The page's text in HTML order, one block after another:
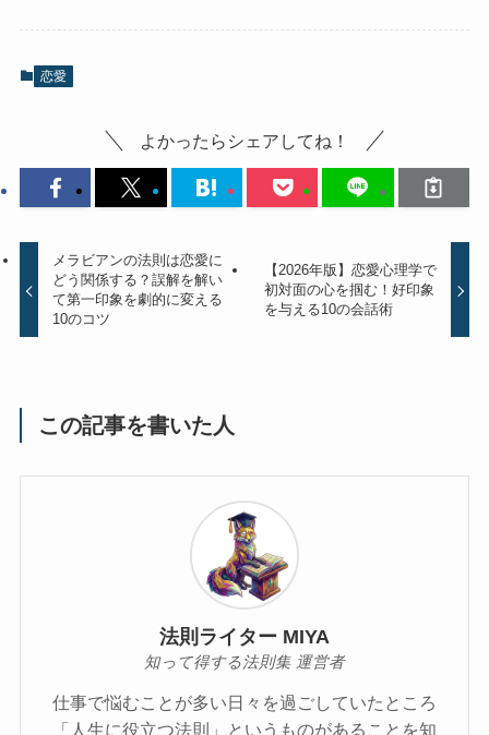
恋愛
よかったらシェアしてね！
メラビアンの法則は恋愛に
どう関係する？誤解を解い
て第一印象を劇的に変える
10のコツ
【2026年版】恋愛心理学で
初対面の心を掴む！好印象
を与える10の会話術
この記事を書いた人
法則ライター MIYA
知って得する法則集 運営者
仕事で悩むことが多い日々を過ごしていたところ
「人生に役立つ法則」というものがあることを知